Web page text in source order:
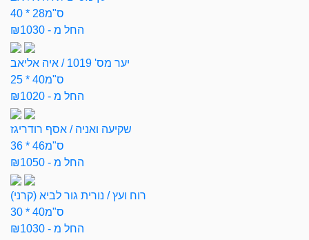
40 * 28ס"מ
החל מ - ₪1030
יער מס' 1019 / איה אליאב
25 * 40ס"מ
החל מ - ₪1020
שקיעה ואניה / אסף רודריגז
36 * 46ס"מ
החל מ - ₪1050
רוח ועץ / נורית גור לביא (קרני)
30 * 40ס"מ
החל מ - ₪1030